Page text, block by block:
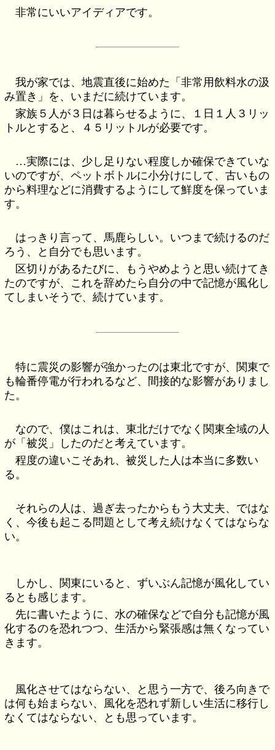
非常にいいアイディアです。
我が家では、地震直後に始めた「非常用飲料水の汲
み置き」を、いまだに続けています。
家族５人が３日は暮らせるように、１日１人３リッ
トルとすると、４５リットルが必要です。
…実際には、少し足りない程度しか確保できていな
いのですが、ペットボトルに小分けにして、古いもの
から料理などに消費するようにして鮮度を保っていま
す。
はっきり言って、馬鹿らしい。いつまで続けるのだ
ろう、と自分でも思います。
区切りがあるたびに、もうやめようと思い続けてき
たのですが、これを辞めたら自分の中で記憶が風化し
てしまいそうで、続けています。
特に震災の影響が強かったのは東北ですが、関東で
も輪番停電が行われるなど、間接的な影響がありまし
た。
なので、僕はこれは、東北だけでなく関東全域の人
が「被災」したのだと考えています。
程度の違いこそあれ、被災した人は本当に多数い
る。
それらの人は、過ぎ去ったからもう大丈夫、ではな
く、今後も起こる問題として考え続けなくてはならな
い。
しかし、関東にいると、ずいぶん記憶が風化してい
るとも感じます。
先に書いたように、水の確保などで自分も記憶が風
化するのを恐れつつ、生活から緊張感は無くなってい
きます。
風化させてはならない、と思う一方で、後ろ向きで
は何も始まらない、風化を恐れず新しい生活に移行し
なくてはならない、とも思っています。